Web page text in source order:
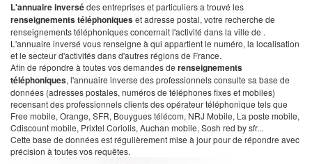
L'annuaire inversédes entreprises et particuliers a trouvé les
renseignements téléphoniqueset adresse postal, votre recherche de
renseignements téléphoniques concernait l'activité dans la ville de .
L'annuaire inversé vous renseigne à qui appartient le numéro, la localisation
et le secteur d'activités dans d'autres régions de France.
Afin de répondre à toutes vos demandes de renseignements
téléphoniques, l'annuaire inverse des professionnels consulte sa base de
données (adresses postales, numéros de téléphones fixes et mobiles)
recensant des professionnels clients des opérateur téléphonique tels que
Free mobile, Orange, SFR, Bouygues télécom, NRJ Mobile, La poste mobile,
Cdiscount mobile, Prixtel Coriolis, Auchan mobile, Sosh red by sfr...
Cette base de données est régulièrement mise à jour pour de répondre avec
précision à toutes vos requêtes.